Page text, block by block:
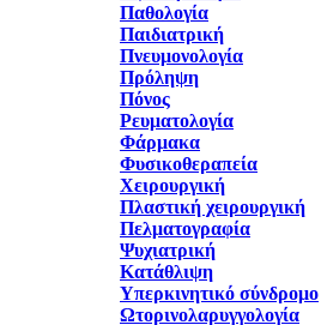
Παθολογία
Παιδιατρική
Πνευμονολογία
Πρόληψη
Πόνος
Ρευματολογία
Φάρμακα
Φυσικοθεραπεία
Χειρουργική
Πλαστική χειρουργική
Πελματογραφία
Ψυχιατρική
Κατάθλιψη
Υπερκινητικό σύνδρομο
Ωτορινολαρυγγολογία